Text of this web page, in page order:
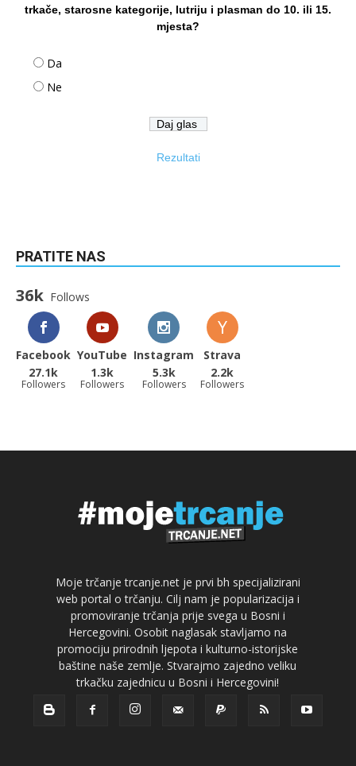
trkače, starosne kategorije, lutriju i plasman do 10. ili 15.
mjesta?
Da
Ne
Rezultati
PRATITE NAS
36k Follows
Facebook
27.1k
Followers
YouTube
1.3k
Followers
Instagram
5.3k
Followers
Strava
2.2k
Followers
Moje trčanje trcanje.net je prvi bh specijalizirani
web portal o trčanju. Cilj nam je popularizacija i
promoviranje trčanja prije svega u Bosni i
Hercegovini. Osobit naglasak stavljamo na
promociju prirodnih ljepota i kulturno-istorijske
baštine naše zemlje. Stvarajmo zajedno veliku
trkačku zajednicu u Bosni i Hercegovini!